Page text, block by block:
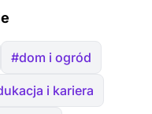
#dom i ogród
i kariera